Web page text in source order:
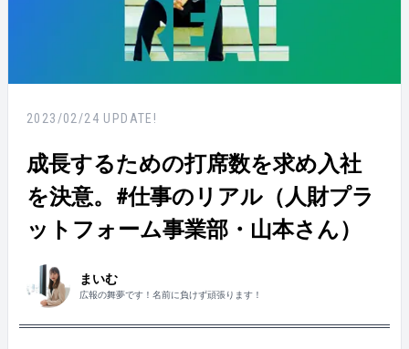
2023/02/24 UPDATE!
成長するための打席数を求め入社
を決意。#仕事のリアル（人財プラ
ットフォーム事業部・山本さん）
まいむ
広報の舞夢です！名前に負けず頑張ります！